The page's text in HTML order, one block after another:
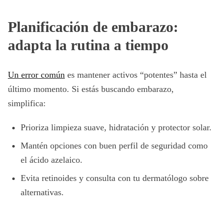
Planificación de embarazo:
adapta la rutina a tiempo
Un error común es mantener activos “potentes” hasta el
último momento. Si estás buscando embarazo,
simplifica:
Prioriza limpieza suave, hidratación y protector solar.
Mantén opciones con buen perfil de seguridad como
el ácido azelaico.
Evita retinoides y consulta con tu dermatólogo sobre
alternativas.